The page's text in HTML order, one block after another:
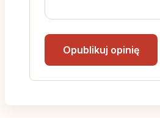
Opublikuj opinię